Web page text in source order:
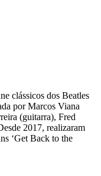
clássicos dos Beatles
por Marcos Viana
(guitarra), Fred
2017, realizaram
‘Get Back to the